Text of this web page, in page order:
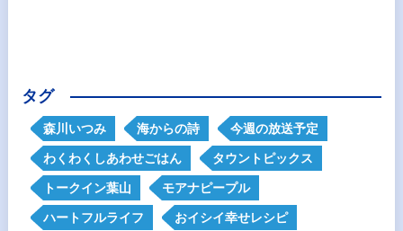
タグ
森川いつみ 海からの詩 今週の放送予定
わくわくしあわせごはん タウントピックス
トークイン葉山 モアナピープル
ハートフルライフ おイシイ幸せレシピ